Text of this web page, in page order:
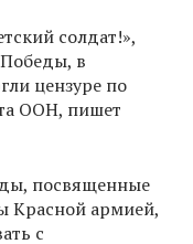
солдат!»,
в
цензуре по
ООН, пишет
посвященные
Красной армией,
с